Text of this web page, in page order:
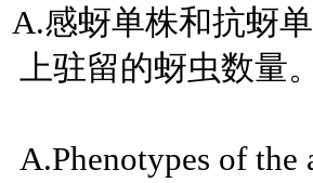
A.感蚜单株和抗蚜
上驻留的蚜虫数
A.Phenotypes of